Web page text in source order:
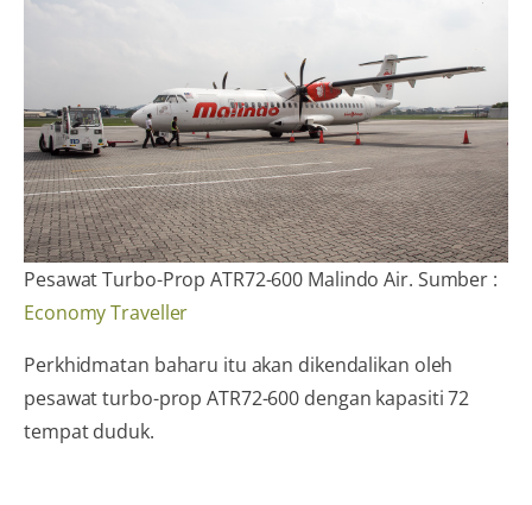
Pesawat Turbo-Prop ATR72-600 Malindo Air. Sumber :
Economy Traveller
Perkhidmatan baharu itu akan dikendalikan oleh
pesawat turbo-prop ATR72-600 dengan kapasiti 72
tempat duduk.